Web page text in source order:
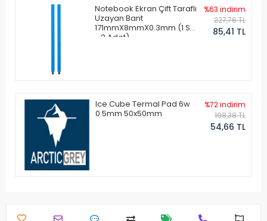
Notebook Ekran Çift Taraflı
Uzayan Bant
171mmX8mmX0.3mm (1 Set
- 2 Adet)
%63 indirim
227,76 TL
85,41 TL
Ice Cube Termal Pad 6w
0.5mm 50x50mm
%72 indirim
198,38 TL
54,66 TL